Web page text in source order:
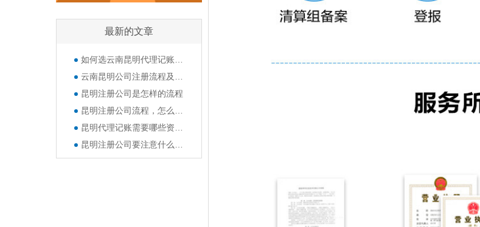
最新的文章
如何选云南昆明代理记账公司呢？
云南昆明公司注册流程及所需准备的资料
昆明注册公司是怎样的流程
昆明注册公司流程，怎么注册公司？
昆明代理记账需要哪些资料？公司的那些章都有什么作用？
昆明注册公司要注意什么？经营范围填写